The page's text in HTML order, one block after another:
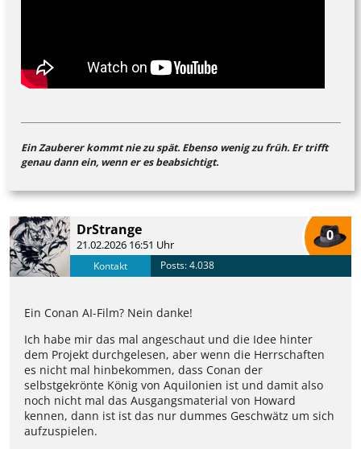
Ein Zauberer kommt nie zu spät. Ebenso wenig zu früh. Er trifft
genau dann ein, wenn er es beabsichtigt.
DrStrange
21.02.2026 16:51 Uhr
0
Kontakt Posts: 4.038
Ein Conan AI-Film? Nein danke!
Ich habe mir das mal angeschaut und die Idee hinter
dem Projekt durchgelesen, aber wenn die Herrschaften
es nicht mal hinbekommen, dass Conan der
selbstgekrönte König von Aquilonien ist und damit also
noch nicht mal das Ausgangsmaterial von Howard
kennen, dann ist ist das nur dummes Geschwätz um sich
aufzuspielen.